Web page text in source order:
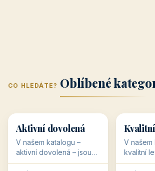
CO HLEDÁTE? Oblíbené
🥾 36 objektů
Aktivní dovolená
V našem katalogu –
aktivní dovolená – jsou
pro Vás připraveny
💰
💰
V našem
kvalitní
jsou pro